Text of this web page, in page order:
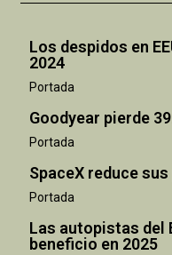
Los despidos en
2024
Portada
Goodyear pierde
Portada
SpaceX reduce
Portada
Las autopistas del
beneficio en 2025